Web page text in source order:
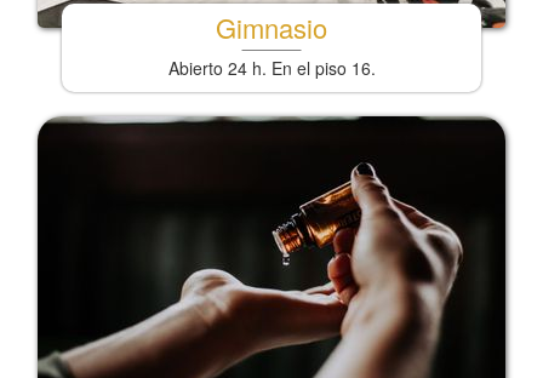
Gimnasio
Abierto 24 h. En el piso 16.